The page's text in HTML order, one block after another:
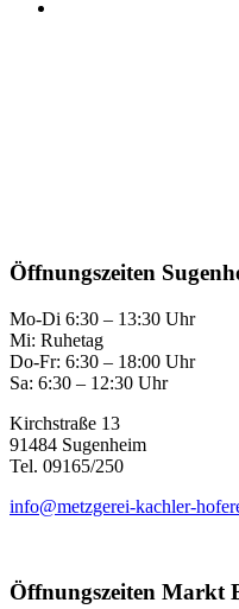
Öffnungszeiten
Mo-Di 6:30 – 13:30 Uhr
Mi: Ruhetag
Do-Fr: 6:30 – 18:00 Uhr
Sa: 6:30 – 12:30 Uhr
Kirchstraße 13
91484 Sugenheim
Tel. 09165/250
info@metzgerei-kachler-
Öffnungszeiten Markt